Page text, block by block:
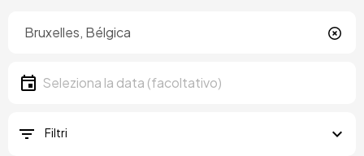
Data
Seleziona la data
Filtri